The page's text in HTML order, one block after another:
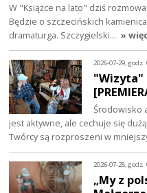
W "Książce na lato" dziś
Będzie o szczecińskich
dramaturga. Szczygielski… »
2026-07-29, godz.
"Wizyta"
Środowisko
jest aktywne, ale cechuje się
Twórcy są rozproszeni w
2026-07-28, godz.
„My z